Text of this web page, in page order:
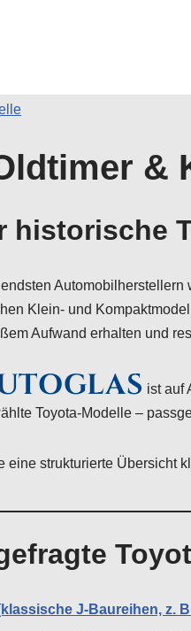
&
historische
Klein- und
Aufwand erhalten und
ist auf
Toyota-Modelle –
eine strukturierte Übersicht
J-Baureihen, z.